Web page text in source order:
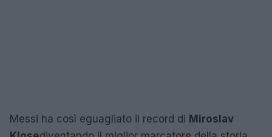
Messi ha così eguagliato il record di Miroslav